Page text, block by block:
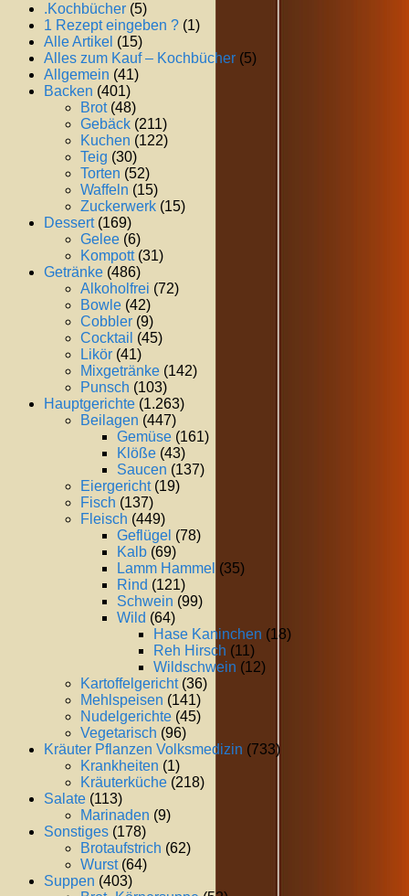
.Kochbücher (5)
1 Rezept eingeben ? (1)
Alle Artikel (15)
Alles zum Kauf – Kochbücher (5)
Allgemein (41)
Backen (401)
Brot(48)
Gebäck (211)
Kuchen (122)
Teig (30)
Torten (52)
Waffeln (15)
Zuckerwerk (15)
Dessert(169)
Gelee (6)
Kompott(31)
Getränke (486)
Alkoholfrei (72)
Bowle (42)
Cobbler (9)
Cocktail (45)
Likör (41)
Mixgetränke (142)
Punsch (103)
Hauptgerichte (1.263)
Beilagen (447)
Gemüse (161)
Klöße (43)
Saucen (137)
Eiergericht(19)
Fisch (137)
Fleisch (449)
Geflügel (78)
Kalb (69)
Lamm Hammel (35)
Rind (121)
Schwein (99)
Wild (64)
Hase Kaninchen (18)
Reh Hirsch (11)
Wildschwein (12)
Kartoffelgericht(36)
Mehlspeisen (141)
Nudelgerichte (45)
Vegetarisch (96)
Kräuter Pflanzen Volksmedizin (733)
Krankheiten (1)
Kräuterküche (218)
Salate (113)
Marinaden (9)
Sonstiges (178)
Brotaufstrich (62)
Wurst(64)
Suppen (403)